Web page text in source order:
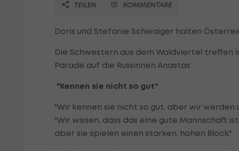
TEILEN
KOMMENTARE
Doris und Stefanie Schwaiger halten
Die Schwestern aus dem Waldviertel treffen
Parade auf die Russinnen Anastas
"Kennen sie nicht so gut"
"Wir kennen sie nicht so gut, aber wir
"Wir wissen, dass das eine gute Mannschaft
aber sie spielen einen starken, hohen Block."